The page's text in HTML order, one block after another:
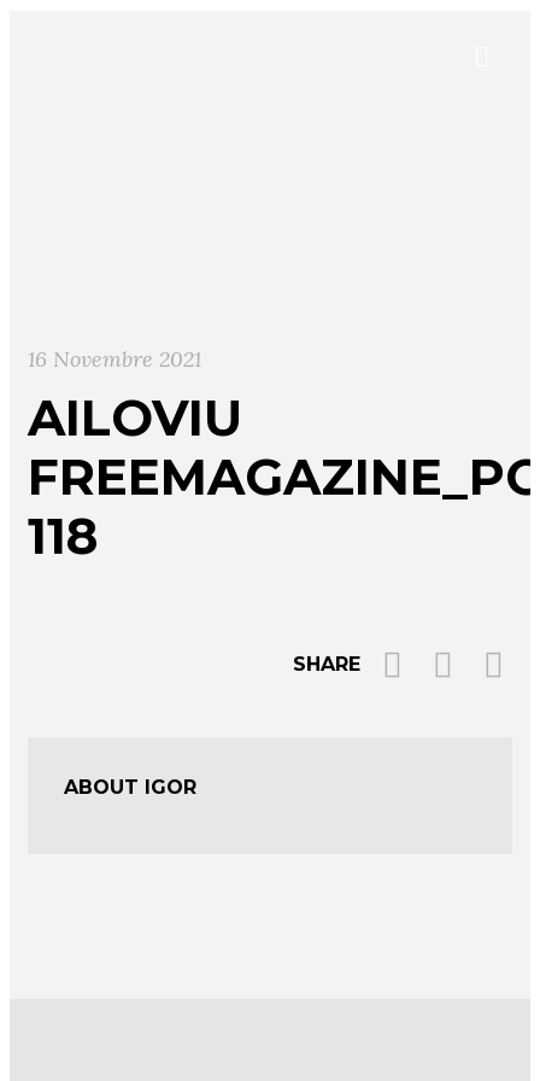
16 Novembre 2021
AILOVIU
118
SHARE
ABOUT IGOR